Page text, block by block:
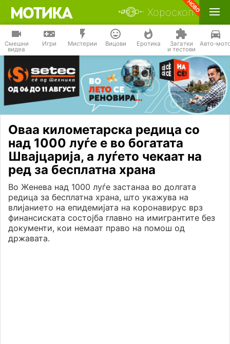
Хороскоп
Смешни
видеа
Игри Мистерии Вицови Еротика Загатки
и тестови
Авто-
Оваа километарска редица со
над 1000 луѓе е во богатата
Швајцарија, а луѓето чекаат на
ред за бесплатна храна
Во Женева над 1000 луѓе застанаа во долгата
редица за бесплатна храна, што укажува на
влијанието на епидемијата на коронавирус врз
финансиската состојба главно на имигрантите без
документи, кои немаат право на помош од
државата.